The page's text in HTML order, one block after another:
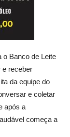
o Banco de Leite
e receber
da equipe do
e coletar
após a
começa a